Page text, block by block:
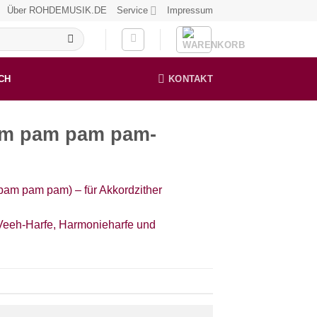
Über ROHDEMUSIK.DE Service Impressum
KONTAKT
pam pam pam-
pam pam) – für Akkordzither